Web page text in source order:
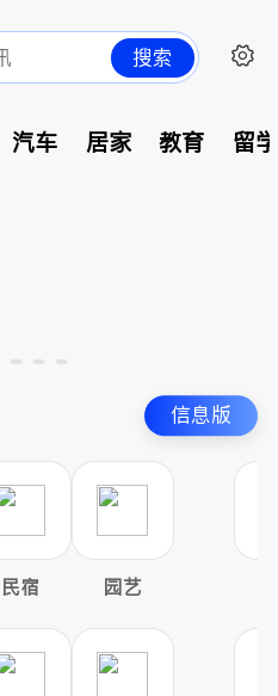
搜索
汽车 居家 教育 留
信息版
民宿 园艺